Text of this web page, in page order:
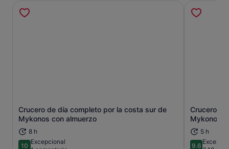
Crucero de día completo por la costa sur de
Mykonos con almuerzo
8 h
10
Excepcional
Se abre en una pestaña nueva
Crucero
Mykonos
5 h
9.6